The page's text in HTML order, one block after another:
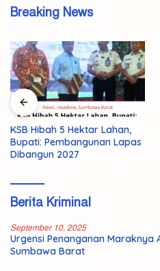
Breaking News
KSB Hibah 5 Hektar Lahan,
Bupati: Pembangunan Lapas
Dibangun 2027
Berita Kriminal
September 10, 2025
Urgensi Penanganan Maraknya
Sumbawa Barat